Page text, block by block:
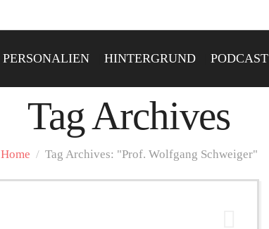
PERSONALIEN HINTERGRUND PODCAST
Tag Archives
Home / Tag Archives: "Prof. Wolfgang Schweiger"